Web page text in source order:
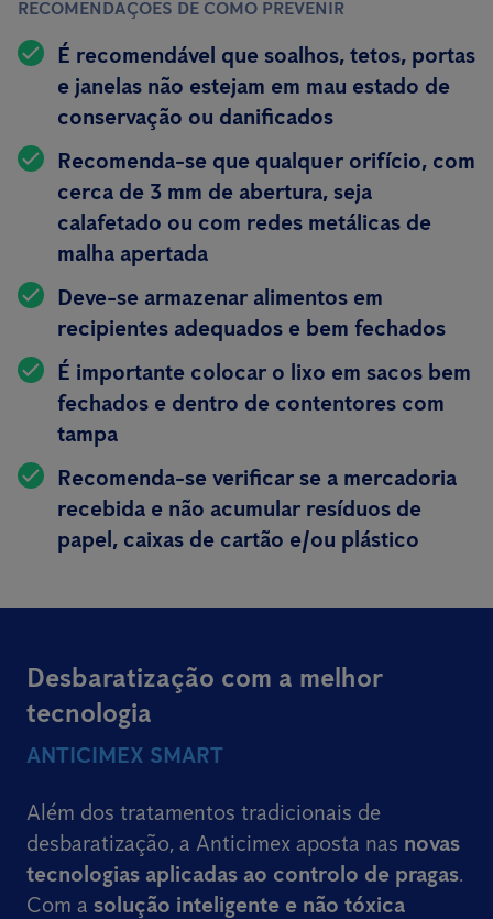
RECOMENDAÇÕES DE COMO PREVENIR
É recomendável que soalhos, tetos, portas
e janelas não estejam em mau estado de
conservação ou danificados
Recomenda-se que qualquer orifício, com
cerca de 3 mm de abertura, seja
calafetado ou com redes metálicas de
malha apertada
Deve-se armazenar alimentos em
recipientes adequados e bem fechados
É importante colocar o lixo em sacos bem
fechados e dentro de contentores com
tampa
Recomenda-se verificar se a mercadoria
recebida e não acumular resíduos de
papel, caixas de cartão e/ou plástico
Desbaratização com a melhor
tecnologia
ANTICIMEX SMART
Além dos tratamentos tradicionais de
desbaratização, a Anticimex aposta nas novas
tecnologias aplicadas ao controlo de pragas.
Com a solução inteligente e não tóxica